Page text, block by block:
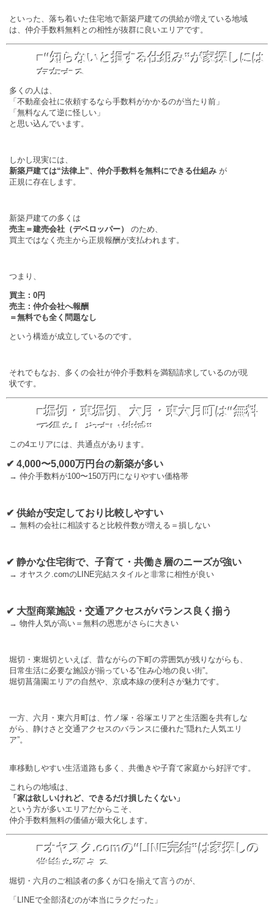
といった、落ち着いた住宅地で新築戸建ての供給が増えている地域
は、仲介手数料無料との相性が抜群に良いエリアです。
■“知らないと損する仕組み”が家探しには
存在する
多くの人は、
「不動産会社に依頼するなら手数料がかかるのが当たり前」
「無料なんて逆に怪しい」
と思い込んでいます。
しかし現実には、
新築戸建ては“法律上”、仲介手数料を無料にできる仕組み が
正規に存在します。
新築戸建ての多くは
売主＝建売会社（デベロッパー）
のため、
買主ではなく売主から正規報酬が支払われます。
つまり、
買主：0円
売主：仲介会社へ報酬
＝無料でも全く問題なし
という構造が成立しているのです。
それでもなお、多くの会社が仲介手数料を満額請求しているのが現
状です。
■堀切・東堀切、六月・東六月町は“無料
で得をしやすい地域”
この4エリアには、共通点があります。
✔ 4,000〜5,000万円台の新築が多い
→ 仲介手数料が100〜150万円になりやすい価格帯
✔ 供給が安定しており比較しやすい
→ 無料の会社に相談すると比較件数が増える＝損しない
✔ 静かな住宅街で、子育て・共働き層のニーズが強い
→ オヤスク.comのLINE完結スタイルと非常に相性が良い
✔ 大型商業施設・交通アクセスがバランス良く揃う
→ 物件人気が高い＝無料の恩恵がさらに大きい
堀切・東堀切といえば、昔ながらの下町の雰囲気が残りながらも、
日常生活に必要な施設が揃っている“住み心地の良い街”。
堀切菖蒲園エリアの自然や、京成本線の便利さが魅力です。
一方、六月・東六月町は、竹ノ塚・谷塚エリアと生活圏を共有しな
がら、静けさと交通アクセスのバランスに優れた“隠れた人気エリ
ア”。
車移動しやすい生活道路も多く、共働きや子育て家庭から好評です。
これらの地域は、
「家は欲しいけれど、できるだけ損したくない」
という方が多いエリアだからこそ、
仲介手数料無料の価値が最大化します。
■オヤスク.comの“LINE完結”は家探しの
常識を変える
堀切・六月のご相談者の多くが口を揃えて言うのが、
「LINEで全部済むのが本当にラクだった」